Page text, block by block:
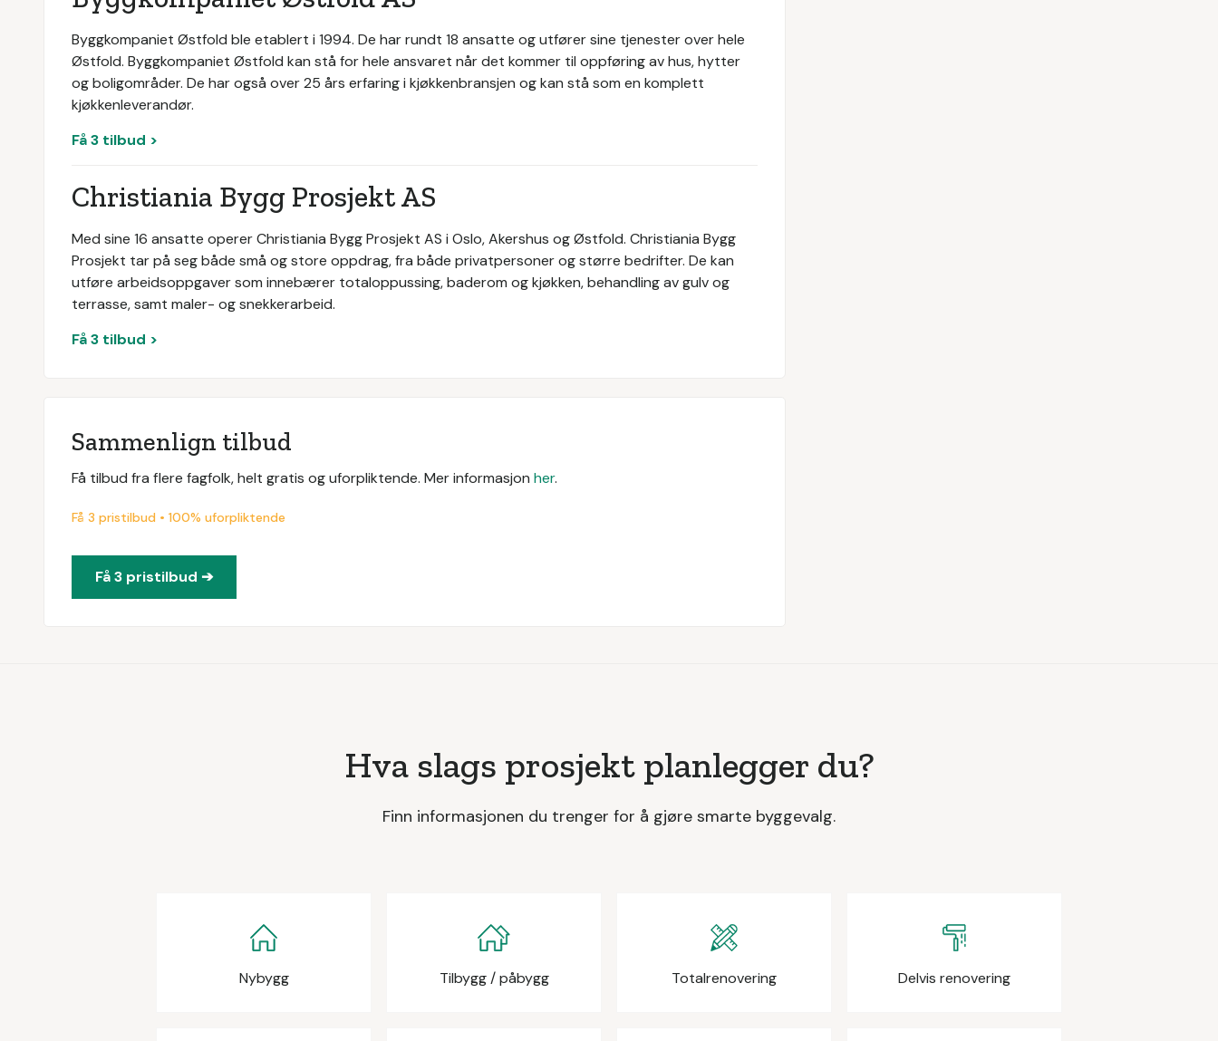
Byggkompaniet Østfold ble etablert i 1994. De har rundt 18 ansatte og utfører sine tjenester over hele
Østfold. Byggkompaniet Østfold kan stå for hele ansvaret når det kommer til oppføring av hus, hytter
og boligområder. De har også over 25 års erfaring i kjøkkenbransjen og kan stå som en komplett
kjøkkenleverandør.
Få 3 tilbud >
Christiania Bygg Prosjekt AS
Med sine 16 ansatte operer Christiania Bygg Prosjekt AS i Oslo, Akershus og Østfold. Christiania Bygg
Prosjekt tar på seg både små og store oppdrag, fra både privatpersoner og større bedrifter. De kan
utføre arbeidsoppgaver som innebærer totaloppussing, baderom og kjøkken, behandling av gulv og
terrasse, samt maler- og snekkerarbeid.
Få 3 tilbud >
Sammenlign tilbud
Få tilbud fra flere fagfolk, helt gratis og uforpliktende. Mer informasjon her.
Få 3 pristilbud • 100% uforpliktende
Få 3 pristilbud ➔
Hva slags prosjekt planlegger du?
Finn informasjonen du trenger for å gjøre smarte byggevalg.
Nybygg Tilbygg / påbygg Totalrenovering Delvis renovering